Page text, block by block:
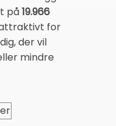
på19.966
for
der vil
mindre